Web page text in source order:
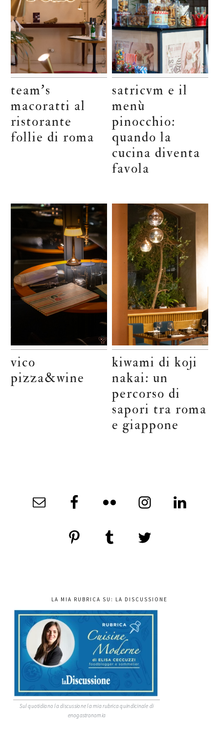
team’s
macoratti al
ristorante
follie di roma
satricvm e il
menù
pinocchio:
quando la
cucina diventa
favola
vico
pizza&wine
kiwami di koji
nakai: un
percorso di
sapori tra roma
e giappone
LA MIA RUBRICA SU: LA DISCUSSIONE
Sul quotidiano la discussione la mia rubrica quindicinale di
enogastronomia